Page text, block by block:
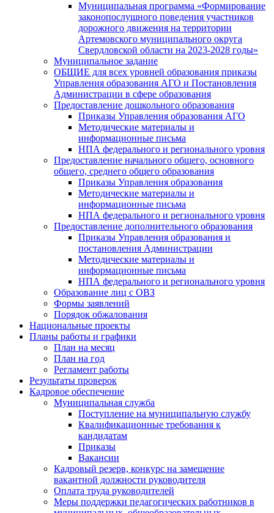
Муниципальная программа «Формирование
законопослушного поведения участников
дорожного движения на территории
Артемовского муниципального округа
Свердловской области на 2023-2028 годы»
Муниципальное задание
ОБЩИЕ для всех уровней образования приказы
Управления образования АГО и Постановления
Администрации в сфере образования
Предоставление дошкольного образования
Приказы Управления образования АГО
Методические материалы и
информационные письма
НПА федерального и регионального уровня
Предоставление начального общего, основного
общего, среднего общего образования
Приказы Управления образования
Методические материалы и
информационные письма
НПА федерального и регионального уровня
Предоставление дополнительного образования
Приказы Управления образования и
постановления Администрации
Методические материалы и
информационные письма
НПА федерального и регионального уровня
Образование лиц с ОВЗ
Формы заявлений
Порядок обжалования
Национальные проекты
Планы работы и графики
План на месяц
План на год
Регламент работы
Результаты проверок
Кадровое обеспечение
Муниципальная служба
Поступление на муниципальную службу
Квалификационные требования к
кандидатам
Приказы
Вакансии
Кадровый резерв, конкурс на замещение
вакантной должности руководителя
Оплата труда руководителей
Меры поддержки педагогических работников в